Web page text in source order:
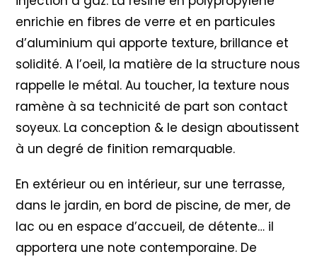
enrichie en fibres de verre et en particules
d’aluminium qui apporte texture, brillance et
solidité. A l’oeil, la matière de la structure nous
rappelle le métal. Au toucher, la texture nous
ramène à sa technicité de part son contact
soyeux. La conception & le design aboutissent
à un degré de finition remarquable.
En extérieur ou en intérieur, sur une terrasse,
dans le jardin, en bord de piscine, de mer, de
lac ou en espace d’accueil, de détente… il
apportera une note contemporaine. De